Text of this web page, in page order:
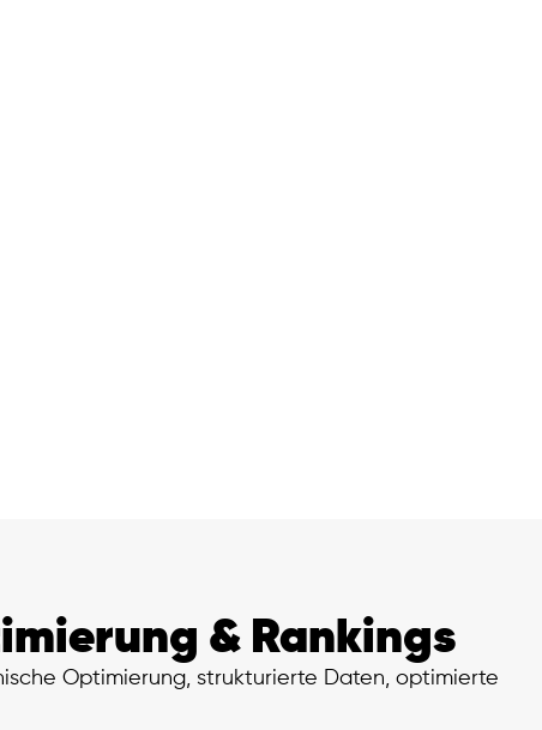
& Rankings
Optimierung, strukturierte Daten, optimierte